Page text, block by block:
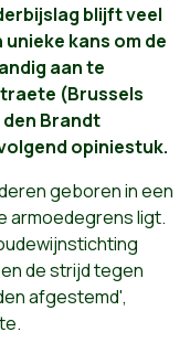
blijft veel
kans om de
aan te
(Brussels
den Brandt
opiniestuk.
geboren in een
armoedegrens ligt.
de strijd tegen
afgestemd',